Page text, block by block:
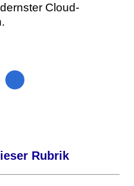
Cloud-
Rubrik